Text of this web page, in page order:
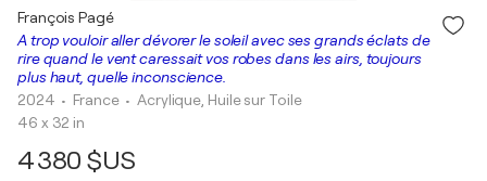
A trop vouloir aller dévorer le soleil avec ses grands éclats de
rire quand le vent caressait vos robes dans les airs, toujours
plus haut, quelle inconscience.
François Pagé
2024 • France •Acrylique, Huile sur Toile
46 x 32 in
4 380 $US